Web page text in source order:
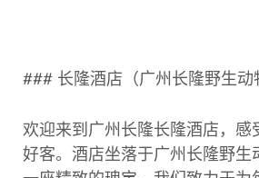
### 长隆酒店（广州长隆野生动
欢迎来到广州长隆长隆酒店，感
好客。酒店坐落于广州长隆野生